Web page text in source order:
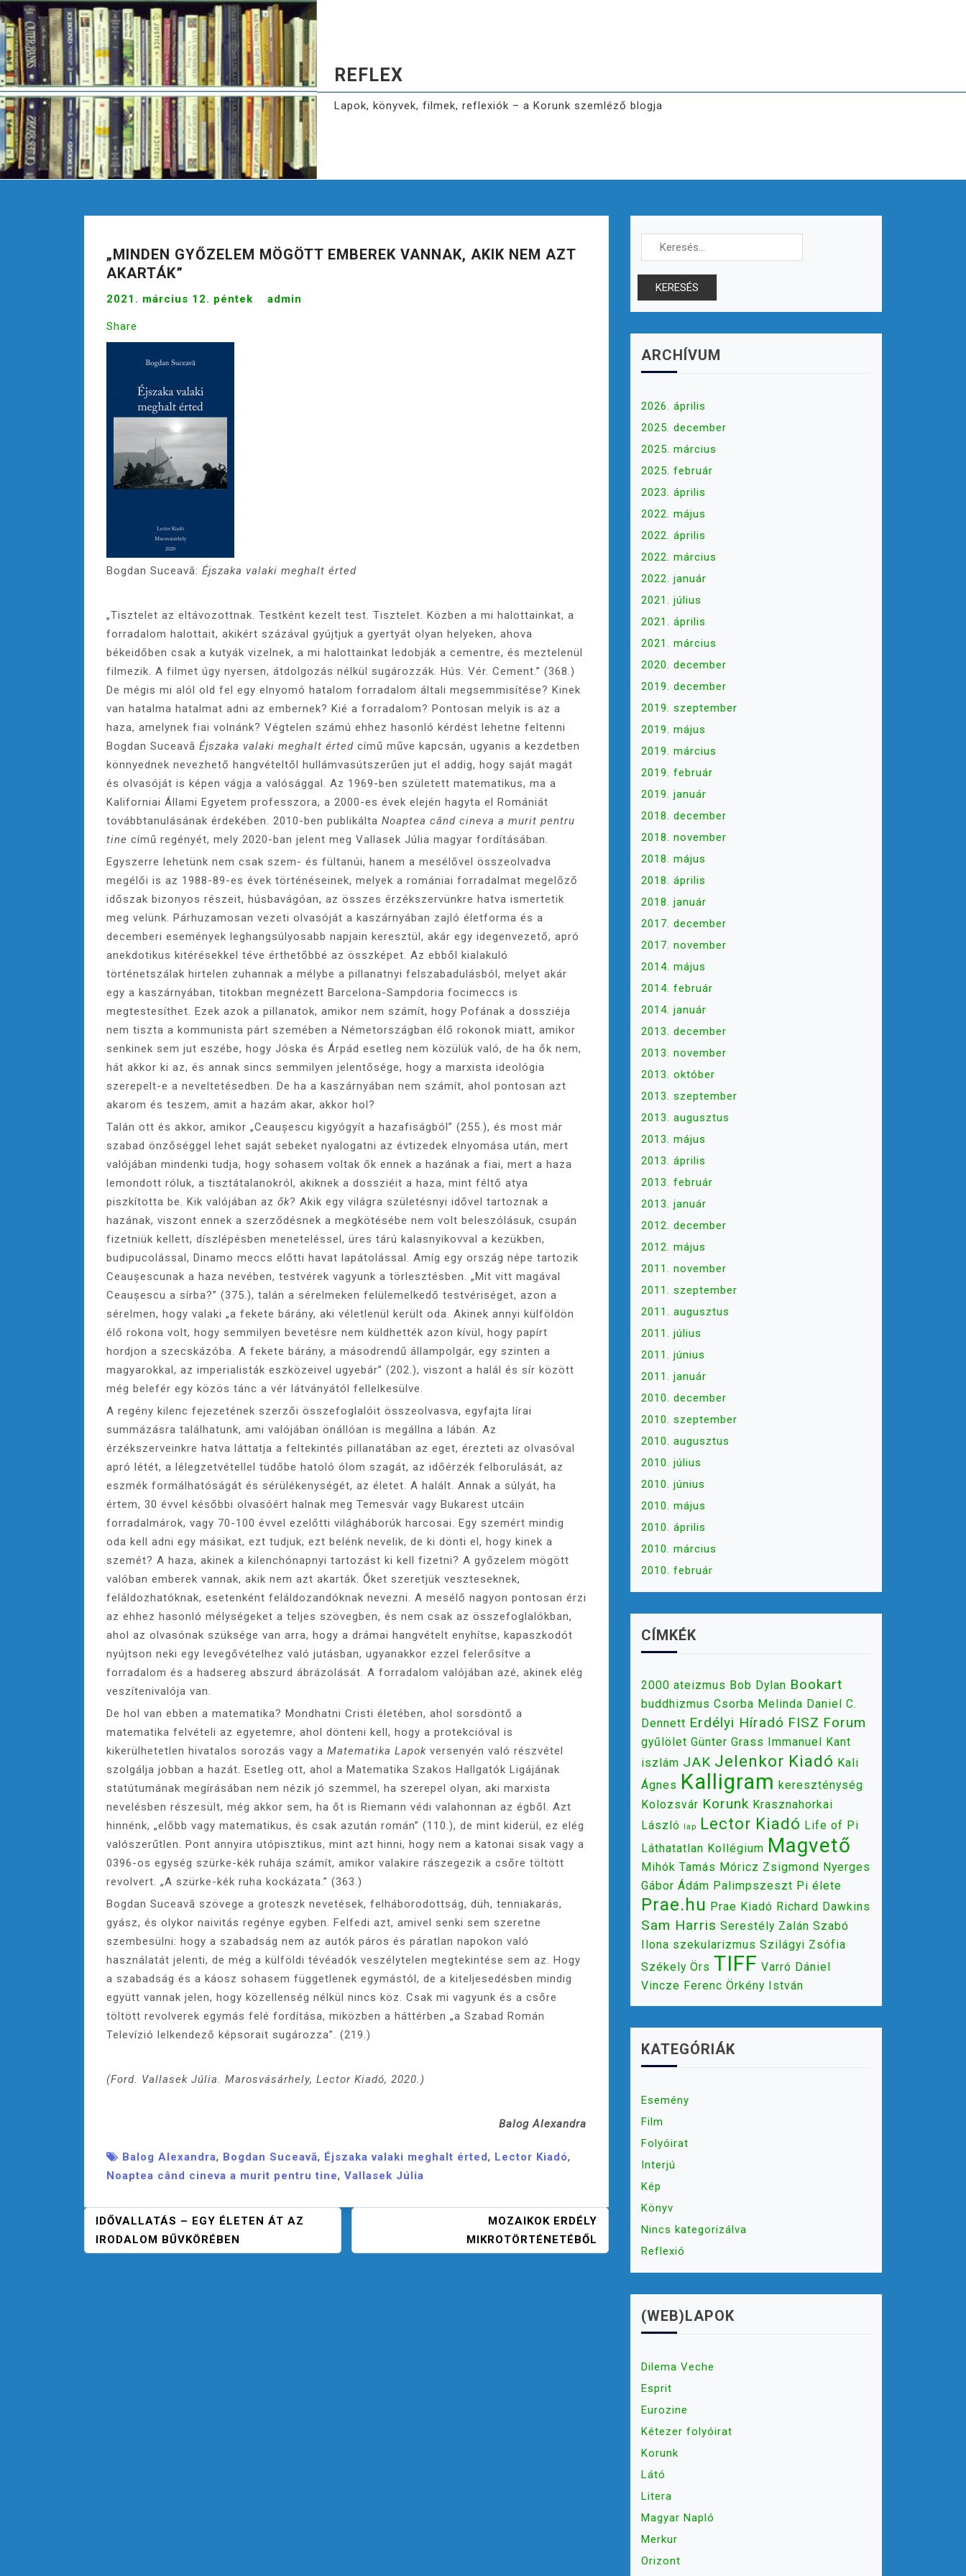
k
p
t
o
c
n
t
REFLEX
Lapok, könyvek, filmek, reflexiók – a Korunk szemléző blogja
„MINDEN GYŐZELEM MÖGÖTT EMBEREK VANNAK, AKIK NEM AZT
AKARTÁK”
2021. március 12. péntek admin
Share
Bogdan Suceavă: Éjszaka valaki meghalt érted
„Tisztelet az eltávozottnak. Testként kezelt test. Tisztelet. Közben a mi halottainkat, a
forradalom halottait, akikért százával gyújtjuk a gyertyát olyan helyeken, ahova
békeidőben csak a kutyák vizelnek, a mi halottainkat ledobják a cementre, és meztelenül
filmezik. A filmet úgy nyersen, átdolgozás nélkül sugározzák. Hús. Vér. Cement.” (368.)
De mégis mi alól old fel egy elnyomó hatalom forradalom általi megsemmisítése? Kinek
van hatalma hatalmat adni az embernek? Kié a forradalom? Pontosan melyik is az a
haza, amelynek fiai volnánk? Végtelen számú ehhez hasonló kérdést lehetne feltenni
Bogdan Suceavă Éjszaka valaki meghalt érted című műve kapcsán, ugyanis a kezdetben
könnyednek nevezhető hangvételtől hullámvasútszerűen jut el addig, hogy saját magát
és olvasóját is képen vágja a valósággal. Az 1969-ben született matematikus, ma a
Kaliforniai Állami Egyetem professzora, a 2000-es évek elején hagyta el Romániát
továbbtanulásának érdekében. 2010-ben publikálta Noaptea când cineva a murit pentru
tine című regényét, mely 2020-ban jelent meg Vallasek Júlia magyar fordításában.
Egyszerre lehetünk nem csak szem- és fültanúi, hanem a mesélővel összeolvadva
megélői is az 1988-89-es évek történéseinek, melyek a romániai forradalmat megelőző
időszak bizonyos részeit, húsbavágóan, az összes érzékszervünkre hatva ismertetik
meg velünk. Párhuzamosan vezeti olvasóját a kaszárnyában zajló életforma és a
decemberi események leghangsúlyosabb napjain keresztül, akár egy idegenvezető, apró
anekdotikus kitérésekkel téve érthetőbbé az összképet. Az ebből kialakuló
történetszálak hirtelen zuhannak a mélybe a pillanatnyi felszabadulásból, melyet akár
egy a kaszárnyában, titokban megnézett Barcelona-Sampdoria focimeccs is
megtestesíthet. Ezek azok a pillanatok, amikor nem számít, hogy Pofának a dossziéja
nem tiszta a kommunista párt szemében a Németországban élő rokonok miatt, amikor
senkinek sem jut eszébe, hogy Jóska és Árpád esetleg nem közülük való, de ha ők nem,
hát akkor ki az, és annak sincs semmilyen jelentősége, hogy a marxista ideológia
szerepelt-e a neveltetésedben. De ha a kaszárnyában nem számít, ahol pontosan azt
akarom és teszem, amit a hazám akar, akkor hol?
Talán ott és akkor, amikor „Ceaușescu kigyógyít a hazafiságból” (255.), és most már
szabad önzőséggel lehet saját sebeket nyalogatni az évtizedek elnyomása után, mert
valójában mindenki tudja, hogy sohasem voltak ők ennek a hazának a fiai, mert a haza
lemondott róluk, a tisztátalanokról, akiknek a dossziéit a haza, mint féltő atya
piszkította be. Kik valójában az ők? Akik egy világra születésnyi idővel tartoznak a
hazának, viszont ennek a szerződésnek a megkötésébe nem volt beleszólásuk, csupán
fizetniük kellett, díszlépésben meneteléssel, üres tárú kalasnyikovval a kezükben,
budipucolással, Dinamo meccs előtti havat lapátolással. Amíg egy ország népe tartozik
Ceaușescunak a haza nevében, testvérek vagyunk a törlesztésben. „Mit vitt magával
Ceaușescu a sírba?” (375.), talán a sérelmeken felülemelkedő testvériséget, azon a
sérelmen, hogy valaki „a fekete bárány, aki véletlenül került oda. Akinek annyi külföldön
élő rokona volt, hogy semmilyen bevetésre nem küldhették azon kívül, hogy papírt
hordjon a szecskázóba. A fekete bárány, a másodrendű állampolgár, egy szinten a
magyarokkal, az imperialisták eszközeivel ugyebár” (202.), viszont a halál és sír között
még belefér egy közös tánc a vér látványától fellelkesülve.
A regény kilenc fejezetének szerzői összefoglalóit összeolvasva, egyfajta lírai
summázásra találhatunk, ami valójában önállóan is megállna a lábán. Az
érzékszerveinkre hatva láttatja a feltekintés pillanatában az eget, érezteti az olvasóval
apró létét, a lélegzetvétellel tüdőbe hatoló ólom szagát, az időérzék felborulását, az
eszmék formálhatóságát és sérülékenységét, az életet. A halált. Annak a súlyát, ha
értem, 30 évvel későbbi olvasóért halnak meg Temesvár vagy Bukarest utcáin
forradalmárok, vagy 70-100 évvel ezelőtti világháborúk harcosai. Egy szemért mindig
oda kell adni egy másikat, ezt tudjuk, ezt belénk nevelik, de ki dönti el, hogy kinek a
szemét? A haza, akinek a kilenchónapnyi tartozást ki kell fizetni? A győzelem mögött
valóban emberek vannak, akik nem azt akarták. Őket szeretjük veszteseknek,
feláldozhatóknak, esetenként feláldozandóknak nevezni. A mesélő nagyon pontosan érzi
az ehhez hasonló mélységeket a teljes szövegben, és nem csak az összefoglalókban,
ahol az olvasónak szüksége van arra, hogy a drámai hangvételt enyhítse, kapaszkodót
nyújtson neki egy levegővételhez való jutásban, ugyanakkor ezzel felerősítve a
forradalom és a hadsereg abszurd ábrázolását. A forradalom valójában azé, akinek elég
veszítenivalója van.
De hol van ebben a matematika? Mondhatni Cristi életében, ahol sorsdöntő a
matematika felvételi az egyetemre, ahol dönteni kell, hogy a protekcióval is
kikerülhetetlen hivatalos sorozás vagy a Matematika Lapok versenyén való részvétel
szolgálja jobban a hazát. Esetleg ott, ahol a Matematika Szakos Hallgatók Ligájának
statútumának megírásában nem nézik jó szemmel, ha szerepel olyan, aki marxista
nevelésben részesült, még akkor sem, ha őt is Riemann védi valahonnan az égből. Azt
hinnénk, „előbb vagy matematikus, és csak azután román” (110.), de mint kiderül, ez elég
valószerűtlen. Pont annyira utópisztikus, mint azt hinni, hogy nem a katonai sisak vagy a
0396-os egység szürke-kék ruhája számít, amikor valakire rászegezik a csőre töltött
revolvert. „A szürke-kék ruha kockázata.” (363.)
Bogdan Suceavă szövege a groteszk nevetések, felháborodottság, düh, tenniakarás,
gyász, és olykor naivitás regénye egyben. Felfedi azt, amivel senki sem szeretne
szembesülni: hogy a szabadság nem az autók páros és páratlan napokon való
használatát jelenti, de még a külföldi tévéadók veszélytelen megtekintése sem az. Hogy
a szabadság és a káosz sohasem függetlenek egymástól, de a kiteljesedésben mindig
együtt vannak jelen, hogy közellenség nélkül nincs köz. Csak mi vagyunk és a csőre
töltött revolverek egymás felé fordítása, miközben a háttérben „a Szabad Román
Televízió lelkendező képsorait sugározza”. (219.)
(Ford. Vallasek Júlia. Marosvásárhely, Lector Kiadó, 2020.)
Balog Alexandra
Balog Alexandra, Bogdan Suceavă, Éjszaka valaki meghalt érted, Lector Kiadó,
Noaptea când cineva a murit pentru tine, Vallasek Júlia
B
E
J
IDŐVALLATÁS – EGY ÉLETEN ÁT AZ
IRODALOM BŰVKÖRÉBEN
MOZAIKOK ERDÉLY
MIKROTÖRTÉNETÉBŐL
Keresés:
ARCHÍVUM
2026. április
2025. december
2025. március
2025. február
2023. április
2022. május
2022. április
2022. március
2022. január
2021. július
2021. április
2021. március
2020. december
2019. december
2019. szeptember
2019. május
2019. március
2019. február
2019. január
2018. december
2018. november
2018. május
2018. április
2018. január
2017. december
2017. november
2014. május
2014. február
2014. január
2013. december
2013. november
2013. október
2013. szeptember
2013. augusztus
2013. május
2013. április
2013. február
2013. január
2012. december
2012. május
2011. november
2011. szeptember
2011. augusztus
2011. július
2011. június
2011. január
2010. december
2010. szeptember
2010. augusztus
2010. július
2010. június
2010. május
2010. április
2010. március
2010. február
CÍMKÉK
2000 ateizmus Bob Dylan Bookart
buddhizmus Csorba Melinda Daniel C.
Dennett Erdélyi Híradó FISZ Forum
gyűlölet Günter Grass Immanuel Kant
iszlám JAK Jelenkor Kiadó Kali
Ágnes Kalligram kereszténység
Kolozsvár Korunk Krasznahorkai
László lap Lector Kiadó Life of Pi
Láthatatlan Kollégium Magvető
Mihók Tamás Móricz Zsigmond Nyerges
Gábor Ádám Palimpszeszt Pi élete
Prae.hu Prae Kiadó Richard Dawkins
Sam Harris Serestély Zalán Szabó
Ilona szekularizmus Szilágyi Zsófia
Székely Örs TIFF Varró Dániel
Vincze Ferenc Örkény István
KATEGÓRIÁK
Esemény
Film
Folyóirat
Interjú
Kép
Könyv
Nincs kategorizálva
Reflexió
(WEB)LAPOK
Dilema Veche
Esprit
Eurozine
Kétezer folyóirat
Korunk
Látó
Litera
Magyar Napló
Merkur
Orizont